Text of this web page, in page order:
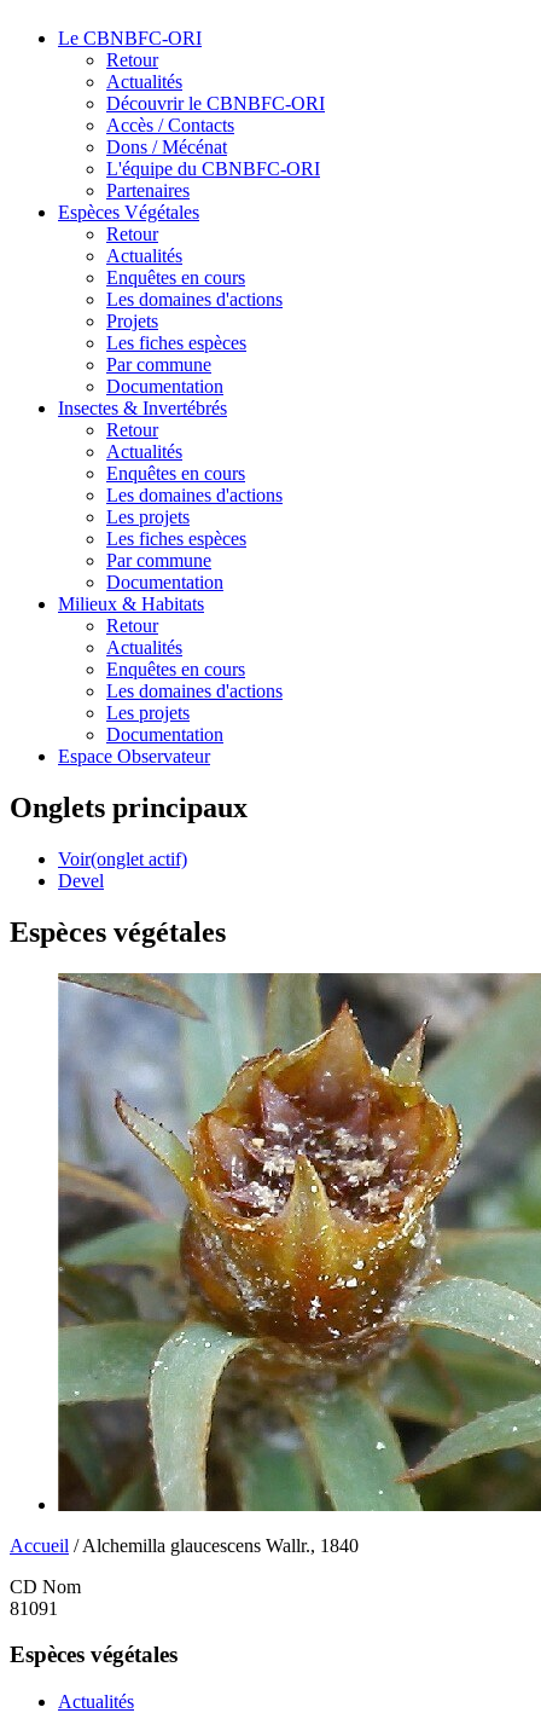
Le CBNBFC-ORI
Retour
Actualités
Découvrir le CBNBFC-ORI
Accès / Contacts
Dons / Mécénat
L'équipe du CBNBFC-ORI
Partenaires
Espèces Végétales
Retour
Actualités
Enquêtes en cours
Les domaines d'actions
Projets
Les fiches espèces
Par commune
Documentation
Insectes & Invertébrés
Retour
Actualités
Enquêtes en cours
Les domaines d'actions
Les projets
Les fiches espèces
Par commune
Documentation
Milieux & Habitats
Retour
Actualités
Enquêtes en cours
Les domaines d'actions
Les projets
Documentation
Espace Observateur
Onglets principaux
Voir(onglet actif)
Devel
Espèces végétales
Accueil / Alchemilla glaucescens Wallr., 1840
CD Nom
81091
Espèces végétales
Actualités